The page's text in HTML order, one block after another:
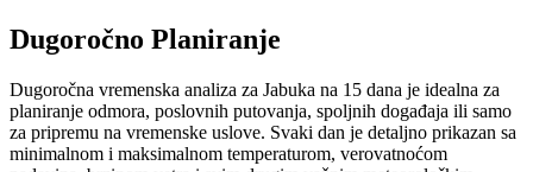
Dugoročno Planiranje
Dugoročna vremenska analiza za Jabuka na 15 dana je idealna za
planiranje odmora, poslovnih putovanja, spoljnih događaja ili samo
za pripremu na vremenske uslove. Svaki dan je detaljno prikazan sa
minimalnom i maksimalnom temperaturom, verovatnoćom